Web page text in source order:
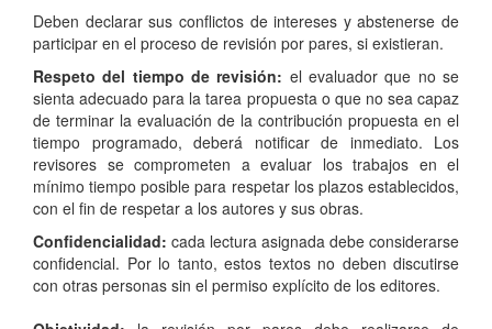
Deben declarar sus conflictos de intereses y abstenerse de
participar en el proceso de revisión por pares, si existieran.
Respeto del tiempo de revisión: el evaluador que no se
sienta adecuado para la tarea propuesta o que no sea capaz
de terminar la evaluación de la contribución propuesta en el
tiempo programado, deberá notificar de inmediato. Los
revisores se comprometen a evaluar los trabajos en el
mínimo tiempo posible para respetar los plazos establecidos,
con el fin de respetar a los autores y sus obras.
Confidencialidad: cada lectura asignada debe considerarse
confidencial. Por lo tanto, estos textos no deben discutirse
con otras personas sin el permiso explícito de los editores.